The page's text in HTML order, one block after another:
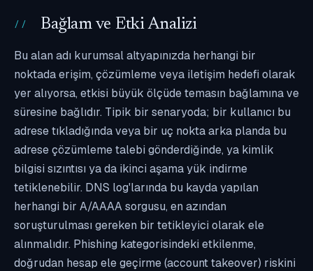
Bağlam ve Etki Analizi
Bu alan adı kurumsal altyapınızda herhangi bir
noktada erişim, çözümleme veya iletişim hedefi olarak
yer alıyorsa, etkisi büyük ölçüde temasın bağlamına ve
süresine bağlıdır. Tipik bir senaryoda; bir kullanıcı bu
adrese tıkladığında veya bir uç nokta arka planda bu
adrese çözümleme talebi gönderdiğinde, ya kimlik
bilgisi sızıntısı ya da ikinci aşama yük indirme
tetiklenebilir. DNS log'larında bu kayda yapılan
herhangi bir A/AAAA sorgusu, en azından
soruşturulması gereken bir tetikleyici olarak ele
alınmalıdır. Phishing kategorisindeki etkilenme,
doğrudan hesap ele geçirme (account takeover) riskini